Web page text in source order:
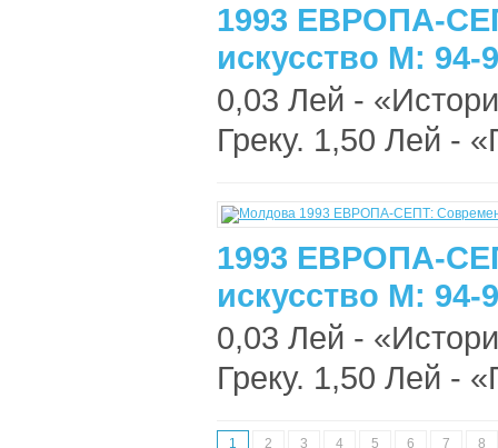
1993 ЕВРОПА-
искусство М: 94-
0,03 Лей -
Греку. 1,50 Лей -
1993 ЕВРОПА-
искусство М: 94-
0,03 Лей -
Греку. 1,50 Лей -
1 2 3 4 5 6 7 8